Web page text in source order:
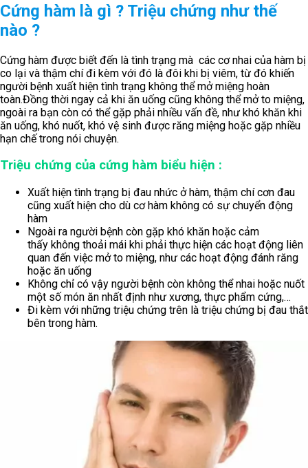
Cứng hàm là gì ? Triệu chứng như thế
nào ?
Cứng hàm được biết đến là tình trạng mà các cơ nhai của hàm bị
co lại và thậm chí đi kèm với đó là đôi khi bị viêm, từ đó khiến
người bệnh xuất hiện tình trạng không thể mở miệng hoàn
toàn.Đồng thời ngay cả khi ăn uống cũng không thể mở to miệng,
ngoài ra bạn còn có thể gặp phải nhiều vấn đề, như khó khăn khi
ăn uống, khó nuốt, khó vệ sinh được răng miệng hoặc gặp nhiều
hạn chế trong nói chuyện.
Triệu chứng của cứng hàm biểu hiện :
Xuất hiện tình trạng bị đau nhức ở hàm, thậm chí cơn đau
cũng xuất hiện cho dù cơ hàm không có sự chuyển động
hàm
Ngoài ra người bệnh còn gặp khó khăn hoặc cảm
thấy không thoải mái khi phải thực hiện các hoạt động liên
quan đến việc mở to miệng, như các hoạt động đánh răng
hoặc ăn uống
Không chỉ có vậy người bệnh còn không thể nhai hoặc nuốt
một số món ăn nhất định như xương, thực phẩm cứng,…
Đi kèm với những triệu chứng trên là triệu chứng bị đau thắt
bên trong hàm.